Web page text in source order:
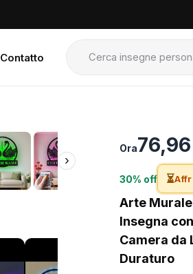
Contatto
›
›
Ora
30% off ⏳
Arte
Insegna
Camera da
Duraturo